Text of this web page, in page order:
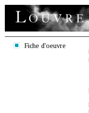
Fiche d'oeuvre